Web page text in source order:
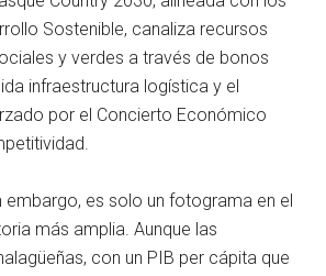
Sostenible, canaliza recursos
y verdes a través de bonos
infraestructura logística y el
por el Concierto Económico
embargo, es solo un fotograma en el
más amplia. Aunque las
con un PIB per cápita que